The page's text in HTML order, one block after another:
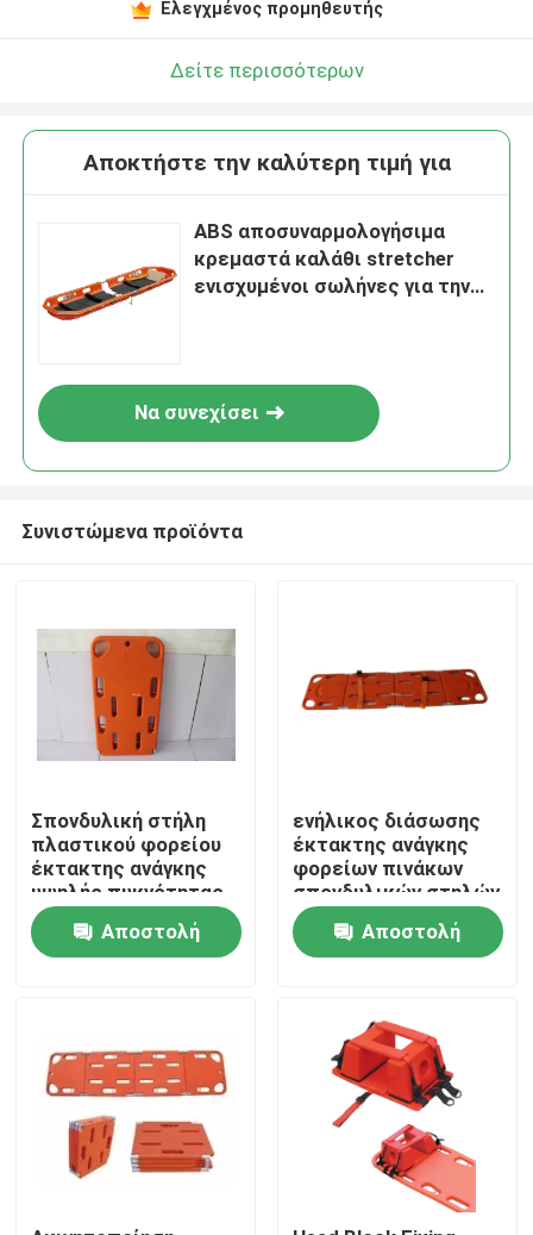
Σπίτι
Προϊόντα
Βίντεο
Ελεγχμένος προμηθευτής
Δείτε περισσότερων
Αποκτήστε την καλύτερη τιμή για
ABS αποσυναρμολογήσιμα
κρεμαστά καλάθι stretcher
ενισχυμένοι σωλήνες για την
Να συνεχίσει
Συνιστώμενα προϊόντα
Σπονδυλική στήλη
πλαστικού φορείου
έκτακτης ανάγκης
υψηλής πυκνότητας
με διείσδυση
ακτίνων Χ και ΤΜ
Αποστολή
ενήλικος διάσωσης
έκτακτης ανάγκης
φορείων πινάκων
σπονδυλικών στηλών
φορείων εκκένωσης
έκτακτης ανάγκης
20in
Αποστολή